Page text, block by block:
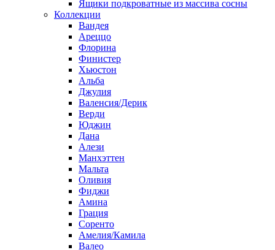
Ящики подкроватные из массива сосны
Коллекции
Вандея
Ареццо
Флорина
Финистер
Хьюстон
Альба
Джулия
Валенсия/Дерик
Верди
Юджин
Дана
Алези
Манхэттен
Мальта
Оливия
Фиджи
Амина
Грация
Соренто
Амелия/Камила
Валео